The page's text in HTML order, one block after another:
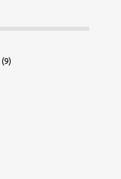
(9)